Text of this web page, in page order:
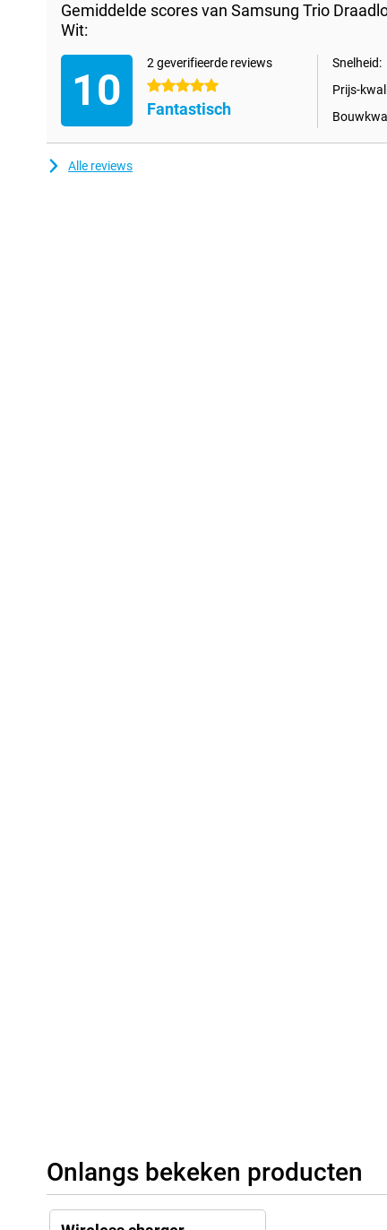
Gemiddelde scores van Samsung Trio
Wit:
10
2 geverifieerde reviews
5 sterren
Fantastisch
Snelheid:
Prijs-
Alle reviews
Onlangs bekeken producten